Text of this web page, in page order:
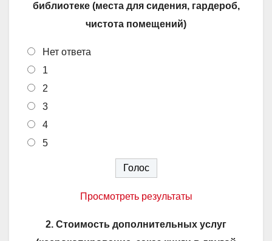
библиотеке (места для сидения, гардероб,
чистота помещений)
Нет ответа
1
2
3
4
5
Просмотреть результаты
2. Стоимость дополнительных услуг